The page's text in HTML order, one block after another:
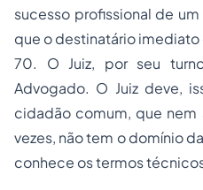
sucesso profissional de
que o destinatário imediato
70. O Juiz, por seu
Advogado. O Juiz deve,
cidadão comum, que nem
vezes, não tem o domínio
conhece os termos